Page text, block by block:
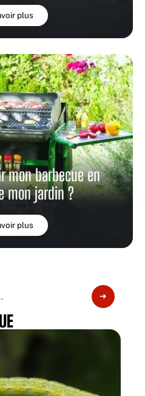
plus
mon barbecue en
mon jardin ?
plus